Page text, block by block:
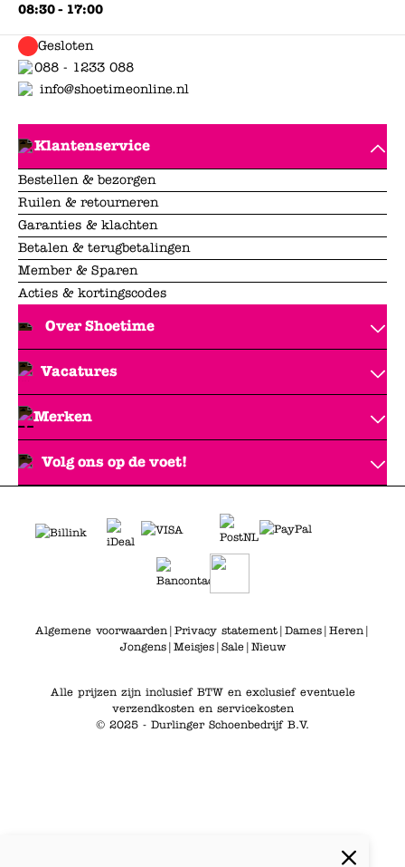
08:30 - 17:00
Gesloten
088 - 1233 088
info@shoetimeonline.nl
Klantenservice
Bestellen & bezorgen
Ruilen & retourneren
Garanties & klachten
Betalen & terugbetalingen
Member & Sparen
Acties & kortingscodes
Over Shoetime
Vacatures
Merken
Volg ons op de voet!
Algemene voorwaarden| Privacy statement| Dames| Heren|
Jongens| Meisjes| Sale| Nieuw
Alle prijzen zijn inclusief BTW en exclusief eventuele
verzendkosten en servicekosten
© 2025 - Durlinger Schoenbedrijf B.V.